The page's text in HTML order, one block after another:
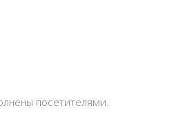
посетителями.